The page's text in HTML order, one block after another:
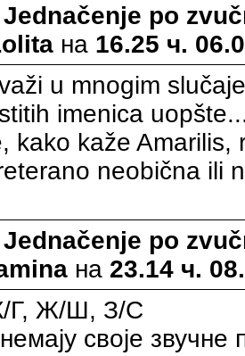
Jednačenje po
на 16.25 ч.
u mnogim
imenica
kako kaže Amarilis,
neobična ili
Jednačenje po
на 23.14 ч.
Г, Ж/Ш, З/С
своје